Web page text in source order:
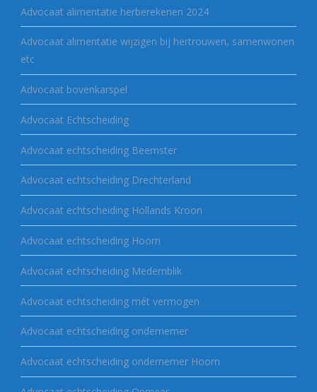
Advocaat alimentatie herberekenen 2024
Advocaat alimentatie wijzigen bij hertrouwen, samenwonen
etc
Advocaat bovenkarspel
Advocaat Echtscheiding
Advocaat echtscheiding Beemster
Advocaat echtscheiding Drechterland
Advocaat echtscheiding Hollands Kroon
Advocaat echtscheiding Hoorn
Advocaat echtscheiding Medemblik
Advocaat echtscheiding mét vermogen
Advocaat echtscheiding ondernemer
Advocaat echtscheiding ondernemer Hoorn